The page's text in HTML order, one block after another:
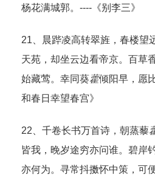
杨花满城郭。----《别李三》
21、晨跸凌高转翠旌，春楼望
天苑，却坐云边看帝京。百草
始藏莺。幸同葵藿倾阳早，愿
和春日幸望春宫》
22、千卷长书万首诗，朝蒸藜
皆我，晚岁途穷亦问谁。碧岸
亦何为。寻常抖擞怀中策，可